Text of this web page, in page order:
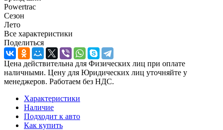
Powertrac
Сезон
Лето
Все характеристики
Поделиться
Цена действительна для Физических лиц при оплате
наличными. Цену для Юридических лиц уточняйте у
менеджеров. Работаем без НДС.
Характеристики
Наличие
Подходит к авто
Как купить